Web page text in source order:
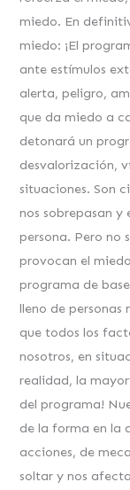
miedo. En
miedo: ¡El
ante estímulos
alerta, peligro,
que da miedo a
detonará un
desvalorización,
situaciones. Son
nos sobrepasan y
persona. Pero no
provocan el
programa de
lleno de personas
que todos los
nosotros, en
realidad, la
del programa!
de la forma en la
acciones, de
soltar y nos